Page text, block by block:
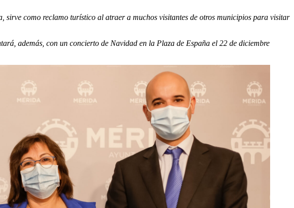
como reclamo turístico al atraer a muchos visitantes de otros municipios para visitar
además, con un concierto de Navidad en la Plaza de España el 22 de diciembre